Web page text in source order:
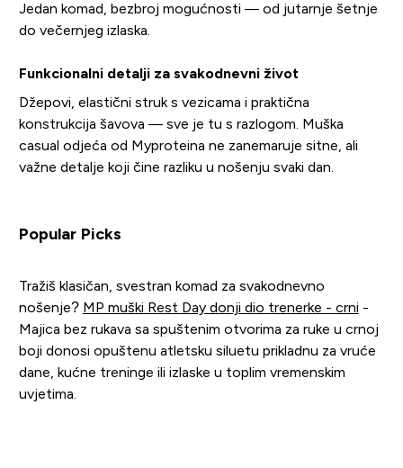
Jedan komad, bezbroj mogućnosti — od jutarnje šetnje
do večernjeg izlaska.
Funkcionalni detalji za svakodnevni život
Džepovi, elastični struk s vezicama i praktična
konstrukcija šavova — sve je tu s razlogom. Muška
casual odjeća od Myproteina ne zanemaruje sitne, ali
važne detalje koji čine razliku u nošenju svaki dan.
Popular Picks
Tražiš klasičan, svestran komad za svakodnevno
nošenje? MP muški Rest Day donji dio trenerke - crni -
Majica bez rukava sa spuštenim otvorima za ruke u crnoj
boji donosi opuštenu atletsku siluetu prikladnu za vruće
dane, kućne treninge ili izlaske u toplim vremenskim
uvjetima.